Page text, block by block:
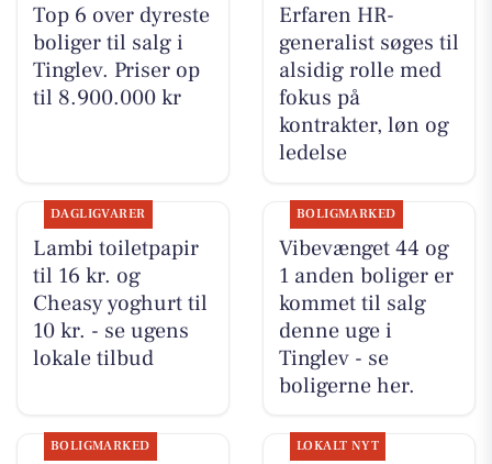
Top 6 over dyreste
boliger til salg i
Tinglev. Priser op
til 8.900.000 kr
Erfaren HR-
generalist søges til
alsidig rolle med
fokus på
kontrakter, løn og
ledelse
DAGLIGVARER
Lambi toiletpapir
til 16 kr. og
Cheasy yoghurt til
10 kr. - se ugens
lokale tilbud
BOLIGMARKED
Vibevænget 44 og
1 anden boliger er
kommet til salg
denne uge i
Tinglev - se
boligerne her.
BOLIGMARKED LOKALT NYT